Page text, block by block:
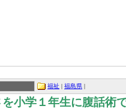
福祉 | 福島県 |
小学１年生に腹話術